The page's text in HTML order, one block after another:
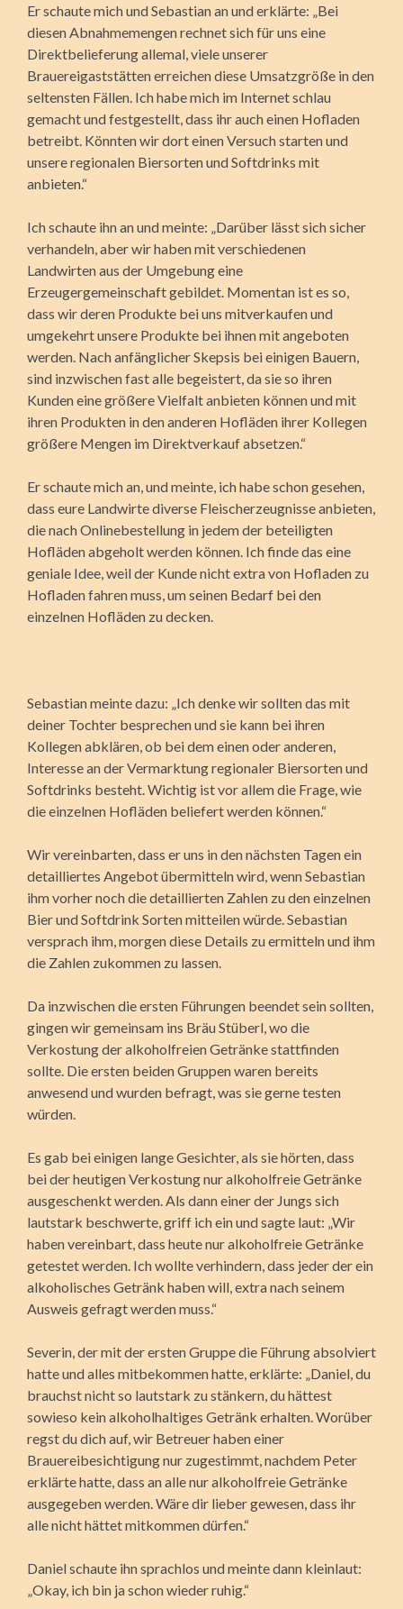
Er schaute mich und Sebastian an und erklärte: „Bei
diesen Abnahmemengen rechnet sich für uns eine
Direktbelieferung allemal, viele unserer
Brauereigaststätten erreichen diese Umsatzgröße in den
seltensten Fällen. Ich habe mich im Internet schlau
gemacht und festgestellt, dass ihr auch einen Hofladen
betreibt. Könnten wir dort einen Versuch starten und
unsere regionalen Biersorten und Softdrinks mit
anbieten.“
Ich schaute ihn an und meinte: „Darüber lässt sich sicher
verhandeln, aber wir haben mit verschiedenen
Landwirten aus der Umgebung eine
Erzeugergemeinschaft gebildet. Momentan ist es so,
dass wir deren Produkte bei uns mitverkaufen und
umgekehrt unsere Produkte bei ihnen mit angeboten
werden. Nach anfänglicher Skepsis bei einigen Bauern,
sind inzwischen fast alle begeistert, da sie so ihren
Kunden eine größere Vielfalt anbieten können und mit
ihren Produkten in den anderen Hofläden ihrer Kollegen
größere Mengen im Direktverkauf absetzen.“
Er schaute mich an, und meinte, ich habe schon gesehen,
dass eure Landwirte diverse Fleischerzeugnisse anbieten,
die nach Onlinebestellung in jedem der beteiligten
Hofläden abgeholt werden können. Ich finde das eine
geniale Idee, weil der Kunde nicht extra von Hofladen zu
Hofladen fahren muss, um seinen Bedarf bei den
einzelnen Hofläden zu decken.
Sebastian meinte dazu: „Ich denke wir sollten das mit
deiner Tochter besprechen und sie kann bei ihren
Kollegen abklären, ob bei dem einen oder anderen,
Interesse an der Vermarktung regionaler Biersorten und
Softdrinks besteht. Wichtig ist vor allem die Frage, wie
die einzelnen Hofläden beliefert werden können.“
Wir vereinbarten, dass er uns in den nächsten Tagen ein
detailliertes Angebot über­mitteln wird, wenn Sebastian
ihm vorher noch die detaillierten Zahlen zu den einzelnen
Bier und Softdrink Sorten mitteilen würde. Sebastian
versprach ihm, morgen diese Details zu ermitteln und ihm
die Zahlen zukommen zu lassen.
Da inzwischen die ersten Führungen beendet sein sollten,
gingen wir gemeinsam ins Bräu Stüberl, wo die
Verkostung der alkoholfreien Getränke stattfinden
sollte. Die ersten beiden Gruppen waren bereits
anwesend und wurden befragt, was sie gerne testen
würden.
Es gab bei einigen lange Gesichter, als sie hörten, dass
bei der heutigen Verkostung nur alkoholfreie Getränke
ausgeschenkt werden. Als dann einer der Jungs sich
lautstark beschwerte, griff ich ein und sagte laut: „Wir
haben vereinbart, dass heute nur alkoholfreie Getränke
getestet werden. Ich wollte verhindern, dass jeder der ein
alkoholisches Getränk haben will, extra nach seinem
Ausweis gefragt werden muss.“
Severin, der mit der ersten Gruppe die Führung absolviert
hatte und alles mitbekommen hatte, erklärte: „Daniel, du
brauchst nicht so lautstark zu stänkern, du hättest
sowieso kein alkoholhaltiges Getränk erhalten. Worüber
regst du dich auf, wir Betreuer haben einer
Brauereibesichtigung nur zugestimmt, nachdem Peter
erklärte hatte, dass an alle nur alkoholfreie Getränke
ausgegeben werden. Wäre dir lieber gewesen, dass ihr
alle nicht hättet mitkommen dürfen.“
Daniel schaute ihn sprachlos und meinte dann kleinlaut:
„Okay, ich bin ja schon wieder ruhig.“